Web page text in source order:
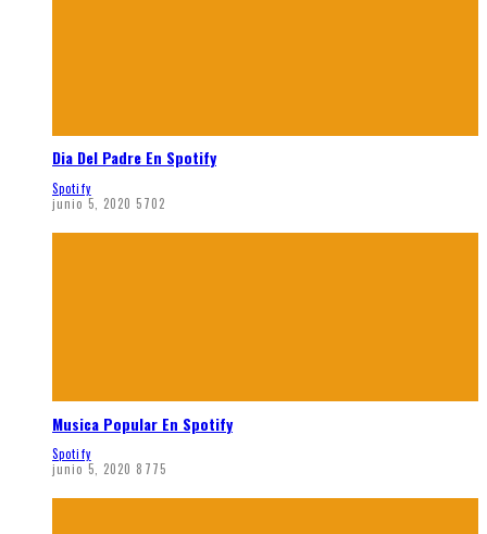
Dia Del Padre En Spotify
Spotify
junio 5, 2020 5702
Musica Popular En Spotify
Spotify
junio 5, 2020 8775